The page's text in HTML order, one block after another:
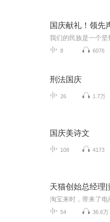
国庆献礼！领先
8 6076
刑法国庆
26 1.7万
国庆美诗文
108 4173
天猫创始总经理
54 36.6万